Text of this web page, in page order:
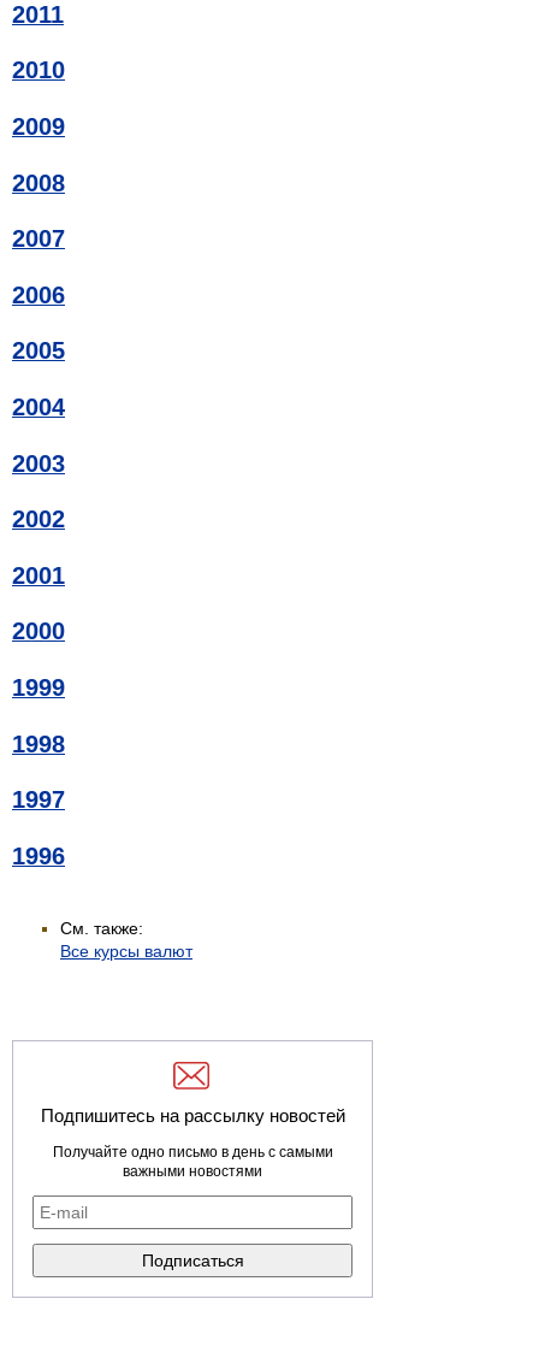
2011
2010
2009
2008
2007
2006
2005
2004
2003
2002
2001
2000
1999
1998
1997
1996
См. также:
Все курсы валют
Подпишитесь на рассылку новостей
Получайте одно письмо в день с самыми
важными новостями